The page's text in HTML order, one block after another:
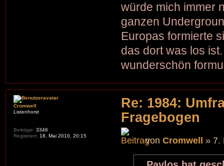
würde mich immer
ganzen
Europas formierte
das dort was los
wunderschön
Re: 1984:
Fragebogen
vonCromwell » 7.
Cromwell
Listenhorst
Beiträge: 3346
Registriert: 18. Mai 2010, 20:15